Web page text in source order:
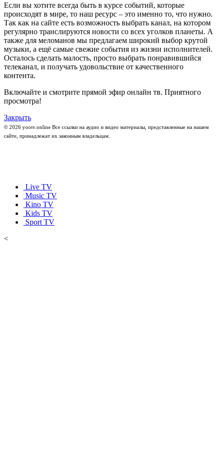
Если вы хотите всегда быть в курсе событий, которые
происходят в мире, то наш ресурс – это именно то, что нужно.
Так как на сайте есть возможность выбрать канал, на котором
регулярно транслируются новости со всех уголков планеты. А
также для меломанов мы предлагаем широкий выбор крутой
музыки, а ещё самые свежие события из жизни исполнителей.
Осталось сделать малость, просто выбрать понравившийся
телеканал, и получать удовольствие от качественного
контента.
Включайте и смотрите прямой эфир онлайн тв. Приятного
просмотра!
Закрыть
© 2026 yootv.online Все ссылки на аудио и видео материалы, представленные на нашем
сайте, принадлежат их законным владельцам.
Live TV
Music TV
Kino TV
Kids TV
Sport TV
<